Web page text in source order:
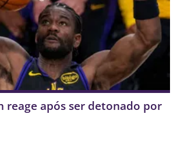
reage após ser detonado por